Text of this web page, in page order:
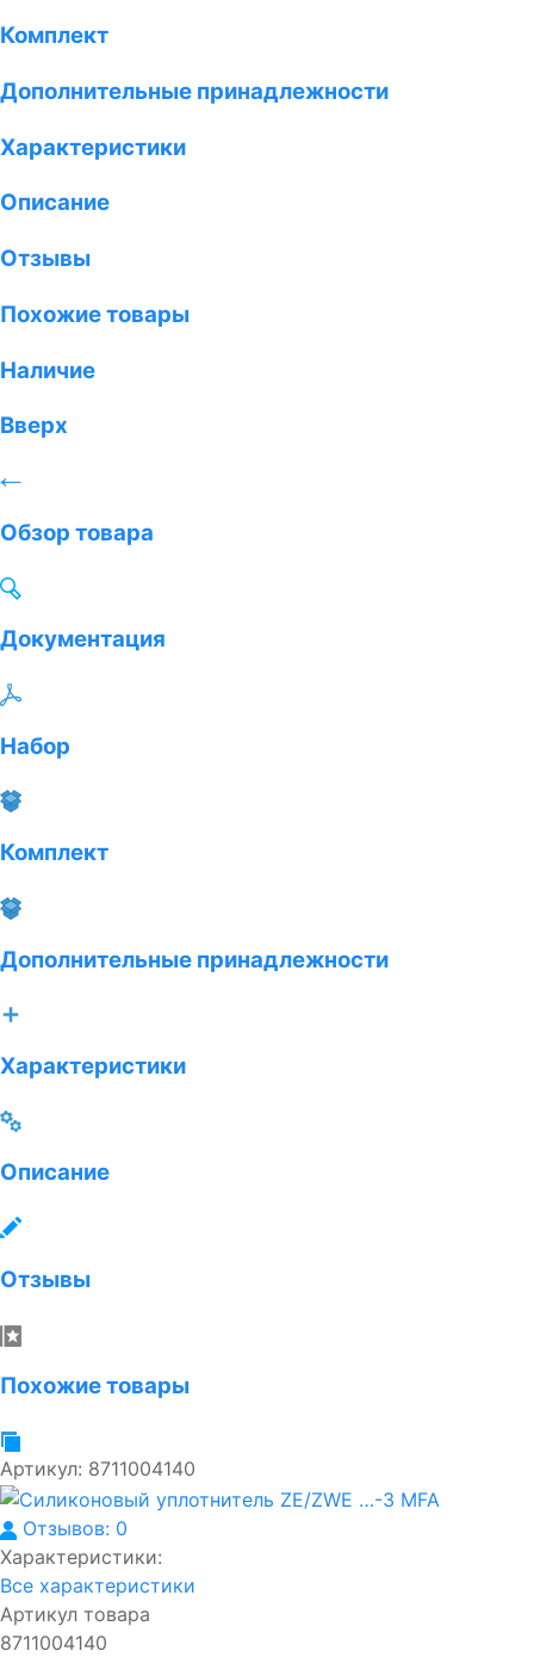
Комплект
Дополнительные принадлежности
Характеристики
Описание
Отзывы
Похожие товары
Наличие
Вверх
Обзор товара
Документация
Набор
Комплект
Дополнительные принадлежности
Характеристики
Описание
Отзывы
Похожие товары
Артикул: 8711004140
Отзывов: 0
Характеристики:
Все характеристики
Артикул товара
8711004140